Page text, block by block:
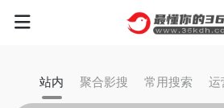
站内 聚合影搜 常用搜索 运